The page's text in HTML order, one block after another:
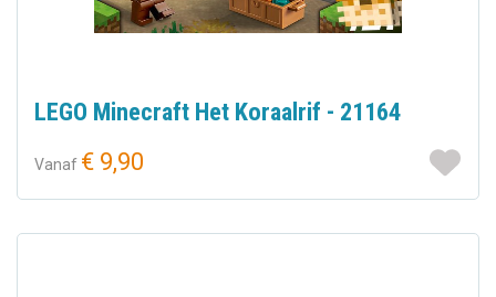
LEGO Minecraft Het Koraalrif - 21164
Vanaf € 9,90